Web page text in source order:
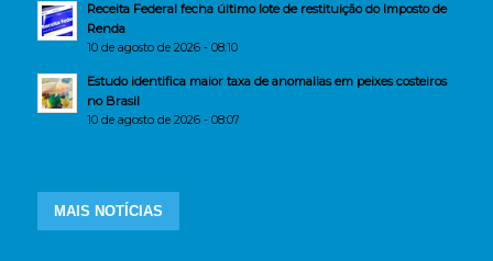
Receita Federal fecha último lote de restituição do Imposto de
Renda
10 de agosto de 2026 - 08:10
Estudo identifica maior taxa de anomalias em peixes costeiros
no Brasil
10 de agosto de 2026 - 08:07
MAIS NOTÍCIAS